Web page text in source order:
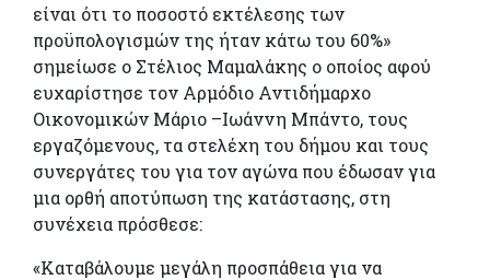
είναι ότι το ποσοστό εκτέλεσης των
προϋπολογισμών της ήταν κάτω του 60%»
σημείωσε ο Στέλιος Μαμαλάκης ο οποίος αφού
ευχαρίστησε τον Αρμόδιο Αντιδήμαρχο
Οικονομικών Μάριο –Ιωάννη Μπάντο, τους
εργαζόμενους, τα στελέχη του δήμου και τους
συνεργάτες του για τον αγώνα που έδωσαν για
μια ορθή αποτύπωση της κατάστασης, στη
συνέχεια πρόσθεσε:
«Καταβάλουμε μεγάλη προσπάθεια για να